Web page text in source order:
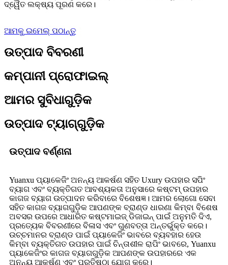
ଦ୍ୱୈତ ଲକ୍ଷ୍ୟ ପୂରଣ କରେ।
ଆମକୁ ଇମେଲ୍ ପଠାନ୍ତୁ
ଉତ୍ପାଦ ବିବରଣୀ
କମ୍ପାନୀ ପ୍ରୋଫାଇଲ୍
ଆମର ସୁବିଧାଗୁଡ଼ିକ
ଉତ୍ପାଦ ଟ୍ୟାଗ୍‌ଗୁଡ଼ିକ
ଉତ୍ପାଦ ବର୍ଣ୍ଣନା
Yuanxu ପ୍ୟାକେଜିଂ ଅନନ୍ୟ ଆକର୍ଷଣ ସହିତ Uxury ଉପହାର ସପିଂ
ବ୍ୟାଗ ଏବଂ ବ୍ୟକ୍ତିଗତ ଆବଶ୍ୟକତା ଅନୁସାରେ କଷ୍ଟମ୍ ଉପହାର
କାଗଜ ବ୍ୟାଗ ଉତ୍ପାଦନ କରିବାରେ ବିଶେଷଜ୍ଞ। ଆମର ଲୋଗୋ ସେବା
ସହିତ କାଗଜ ବ୍ୟାଗଗୁଡ଼ିକ ଆପଣଙ୍କ ବ୍ରାଣ୍ଡ ଧାରଣା କିମ୍ବା ବିଶେଷ
ଅବସର ଉପରେ ଆଧାରିତ କଷ୍ଟମାଇଜ୍ ଡିଜାଇନ୍ ପାଇଁ ଅନୁମତି ଦିଏ,
ପ୍ରତ୍ୟେକ ବିବରଣୀରେ ବିଳାସ ଏବଂ ଗୁଣବତ୍ତା ଅନ୍ତର୍ଭୁକ୍ତ କରେ।
ଉଚ୍ଚମାନର ବ୍ରାଣ୍ଡ ପାଇଁ ପ୍ୟାକେଜିଂ ଭାବରେ ବ୍ୟବହାର ହେଉ
କିମ୍ବା ବ୍ୟକ୍ତିଗତ ଉପହାର ପାଇଁ ଚିନ୍ତାଶୀଳ ରାପିଂ ଭାବରେ, Yuanxu
ପ୍ୟାକେଜିଂର କାଗଜ ବ୍ୟାଗଗୁଡ଼ିକ ଆପଣଙ୍କ ଉପହାରରେ ଏକ
ଅନନ୍ୟ ଆକର୍ଷଣ ଏବଂ ପ୍ରତିଷ୍ଠା ଯୋଗ କରେ।